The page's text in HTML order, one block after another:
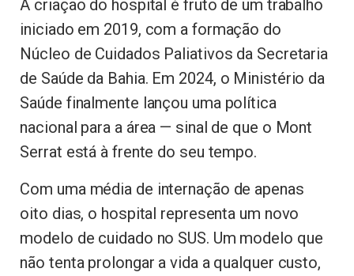
A criação do hospital é fruto de um trabalho
iniciado em 2019, com a formação do
Núcleo de Cuidados Paliativos da Secretaria
de Saúde da Bahia. Em 2024, o Ministério da
Saúde finalmente lançou uma política
nacional para a área — sinal de que o Mont
Serrat está à frente do seu tempo.
Com uma média de internação de apenas
oito dias, o hospital representa um novo
modelo de cuidado no SUS. Um modelo que
não tenta prolongar a vida a qualquer custo,